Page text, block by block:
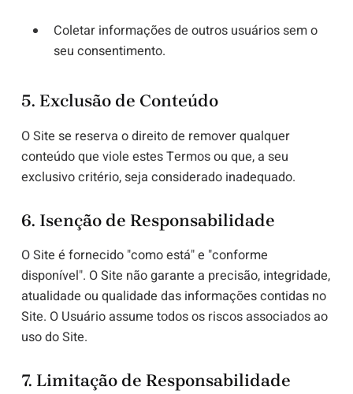
Coletar informações de outros usuários sem o
seu consentimento.
5. Exclusão de Conteúdo
O Site se reserva o direito de remover qualquer
conteúdo que viole estes Termos ou que, a seu
exclusivo critério, seja considerado inadequado.
6. Isenção de Responsabilidade
O Site é fornecido "como está" e "conforme
disponível". O Site não garante a precisão, integridade,
atualidade ou qualidade das informações contidas no
Site. O Usuário assume todos os riscos associados ao
uso do Site.
7. Limitação de Responsabilidade